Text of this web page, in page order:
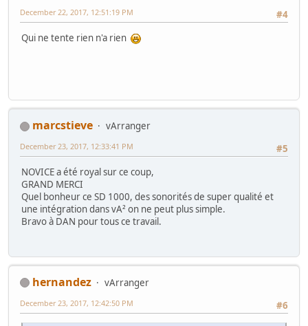
#4
December 22, 2017, 12:51:19 PM
Qui ne tente rien n'a rien
marcstieve
vArranger
#5
December 23, 2017, 12:33:41 PM
NOVICE a été royal sur ce coup,
GRAND MERCI
Quel bonheur ce SD 1000, des sonorités de super qualité et
une intégration dans vA² on ne peut plus simple.
Bravo à DAN pour tous ce travail.
hernandez
vArranger
#6
December 23, 2017, 12:42:50 PM